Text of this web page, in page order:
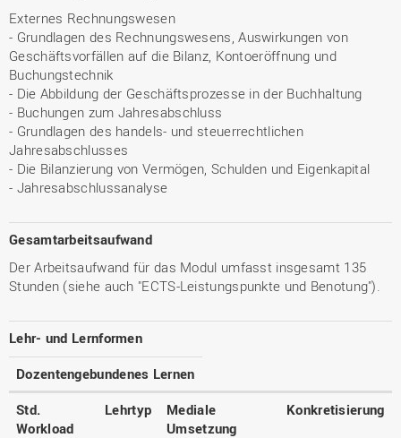
Externes Rechnungswesen
- Grundlagen des Rechnungswesens, Auswirkungen von
Geschäftsvorfällen auf die Bilanz, Kontoeröffnung und
Buchungstechnik
- Die Abbildung der Geschäftsprozesse in der Buchhaltung
- Buchungen zum Jahresabschluss
- Grundlagen des handels- und steuerrechtlichen
Jahresabschlusses
- Die Bilanzierung von Vermögen, Schulden und Eigenkapital
- Jahresabschlussanalyse
Gesamtarbeitsaufwand
Der Arbeitsaufwand für das Modul umfasst insgesamt 135
Stunden (siehe auch "ECTS-Leistungspunkte und Benotung").
Lehr- und Lernformen
Dozentengebundenes Lernen
Std.
Workload
Lehrtyp
Mediale
Umsetzung
Konkretisierung